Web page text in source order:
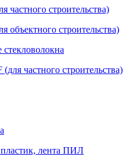
частного строительства)
объектного строительства)
частного строительства)
пластик, лента ПИЛ